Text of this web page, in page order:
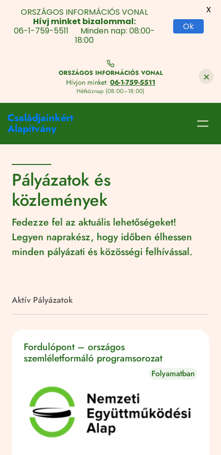
ORSZÁGOS INFORMÁCIÓS VONAL
Hívjon minket: 06-1-759-5511
Hétköznap (08:00–18:00)
×
Családjainkért
Alapítvány
Pályázatok és
közlemények
Fedezze fel az aktuális lehetőségeket!
Legyen naprakész, hogy időben élhessen
minden pályázati és közösségi felhívással.
Aktív Pályázatok
Fordulópont – országos
szemléletformáló programsorozat
Folyamatban
ORSZÁGOS INFORMÁCIÓS VONAL
Hívj minket bizalommal:
06-1-759-5511 Minden nap: 08:00-
18:00
Ok
X